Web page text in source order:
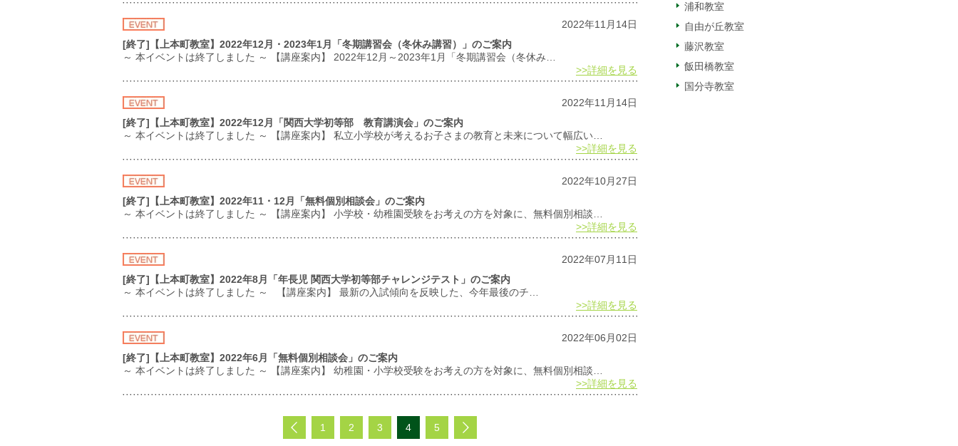
2022年11月14日
[終了]【上本町教室】2022年12月・2023年1月「冬期講習会（冬休み講習）」のご案内
～ 本イベントは終了しました ～ 【講座案内】 2022年12月～2023年1月「冬期講習会（冬休み…
>>詳細を見る
2022年11月14日
[終了]【上本町教室】2022年12月「関西大学初等部 教育講演会」のご案内
～ 本イベントは終了しました ～ 【講座案内】 私立小学校が考えるお子さまの教育と未来について幅広い…
>>詳細を見る
2022年10月27日
[終了]【上本町教室】2022年11・12月「無料個別相談会」のご案内
～ 本イベントは終了しました ～ 【講座案内】 小学校・幼稚園受験をお考えの方を対象に、無料個別相談…
>>詳細を見る
2022年07月11日
[終了]【上本町教室】2022年8月「年長児 関西大学初等部チャレンジテスト」のご案内
～ 本イベントは終了しました ～ 【講座案内】 最新の入試傾向を反映した、今年最後のチ…
>>詳細を見る
2022年06月02日
[終了]【上本町教室】2022年6月「無料個別相談会」のご案内
～ 本イベントは終了しました ～ 【講座案内】 幼稚園・小学校受験をお考えの方を対象に、無料個別相談…
>>詳細を見る
1 2 3 4 5
浦和教室
自由が丘教室
藤沢教室
飯田橋教室
国分寺教室